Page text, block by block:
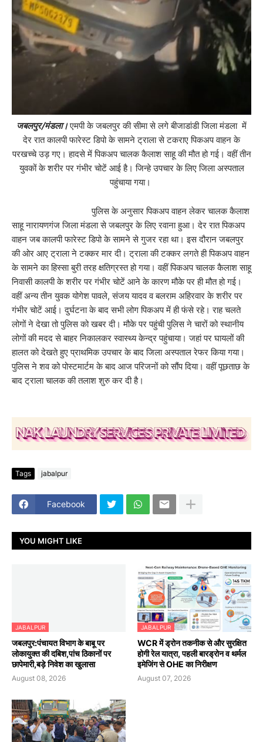
जबलपुर/मंडला।एमपी के जबलपुर की सीमा से लगे बीजाडांडी जिला मंडला में
देर रात कालपी फारेस्ट डिपो के सामने ट्राला से टकराए पिकअप वाहन के
परखच्चे उड़ गए। हादसे में पिकअप चालक कैलाश साहू की मौत हो गई। वहीं तीन
युवकों के शरीर पर गंभीर चोटें आई है। जिन्हे उपचार के लिए जिला अस्पताल
पहुंचाया गया।
पुलिस के अनुसार पिकअप वाहन लेकर चालक कैलाश
साहू नारायणगंज जिला मंडला से जबलपुर के लिए रवाना हुआ। देर रात पिकअप
वाहन जब कालपी फारेस्ट डिपो के सामने से गुजर रहा था। इस दौरान जबलपुर
की ओर आए ट्राला ने टक्कर मार दी। ट्राला की टक्कर लगते ही पिकअप वाहन
के सामने का हिस्सा बुरी तरह क्षतिग्रस्त हो गया। वहीं पिकअप चालक कैलाश साहू
निवासी कालपी के शरीर पर गंभीर चोटें आने के कारण मौके पर ही मौत हो गई।
वहीं अन्य तीन युवक योगेश पावले, संजय यादव व बलराम अहिरवार के शरीर पर
गंभीर चोटें आई। दुर्घटना के बाद सभी लोग पिकअप में ही फंसे रहे। राह चलते
लोगों ने देखा तो पुलिस को खबर दी। मौके पर पहुंची पुलिस ने चारों को स्थानीय
लोगों की मदद से बाहर निकालकर स्वास्थ्य केन्द्र पहुंचाया। जहां पर घायलों की
हालत को देखते हुए प्राथमिक उपचार के बाद जिला अस्पताल रेफर किया गया।
पुलिस ने शव को पोस्टमार्टम के बाद आज परिजनों को सौंप दिया। वहीं पूछताछ के
बाद ट्राला चालक की तलाश शुरु कर दी है।
Tags jabalpur
Facebook
YOU MIGHT LIKE
JABALPUR
जबलपुर:पंचायत विभाग के बाबू पर
लोकायुक्त की दबिश,पांच ठिकानों पर
छापेमारी,बड़े निवेश का खुलासा
August 08, 2026
JABALPUR
WCR में ड्रोन तकनीक से और सुरक्षित
होगी रेल यात्रा, पहली बारड्रोन व थर्मल
इमेजिंग से OHE का निरीक्षण
August 07, 2026